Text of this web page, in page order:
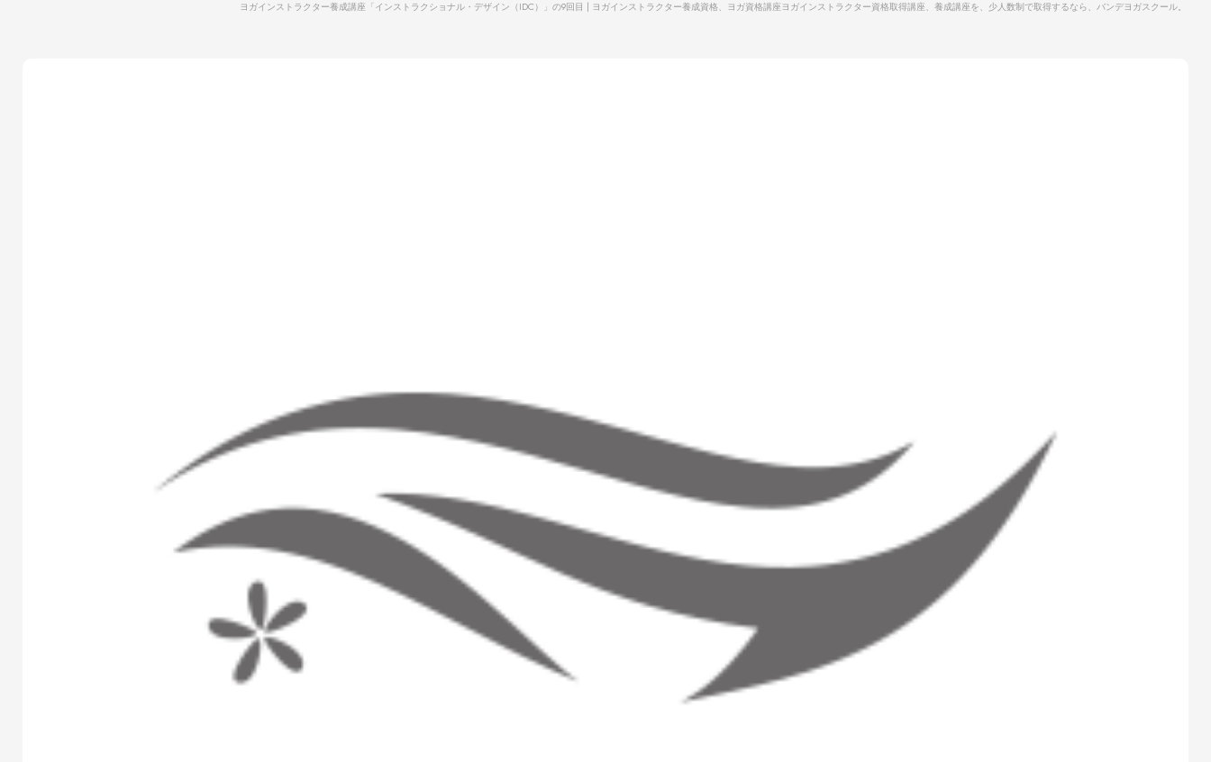
ヨガインストラクター資格取得講座、養成講座を、少人数制で取得するなら、バンデヨガスクール。
ヨガインストラクター養成講座「インストラクショナル・デザイン（IDC）」の9回目 | ヨガインストラクター養成資格、ヨガ資格講座